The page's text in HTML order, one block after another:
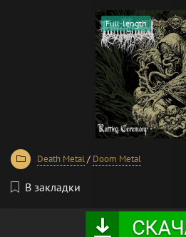
Full-length
Death Metal/ Doom Metal
В закладки